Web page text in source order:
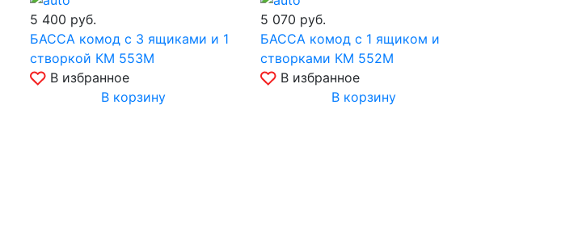
5 400 руб.
БАССА комод с 3 ящиками и 1
створкой КМ 553М
В избранное
В корзину
5 070 руб.
БАССА комод с 1 ящиком и
створками КМ 552М
В избранное
В корзину